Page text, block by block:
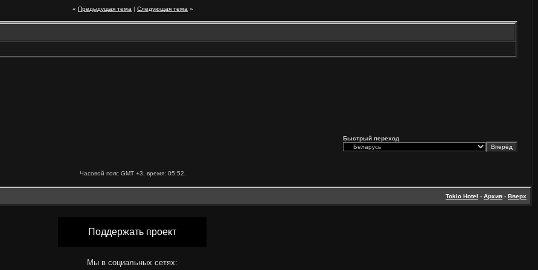
« Предыдущая тема | Следующая тема »
Быстрый переход
Часовой пояс GMT +3, время: 05:52
Tokio Hotel - Архив - Вверх
Поддержать проект
Мы в социальных сетях: